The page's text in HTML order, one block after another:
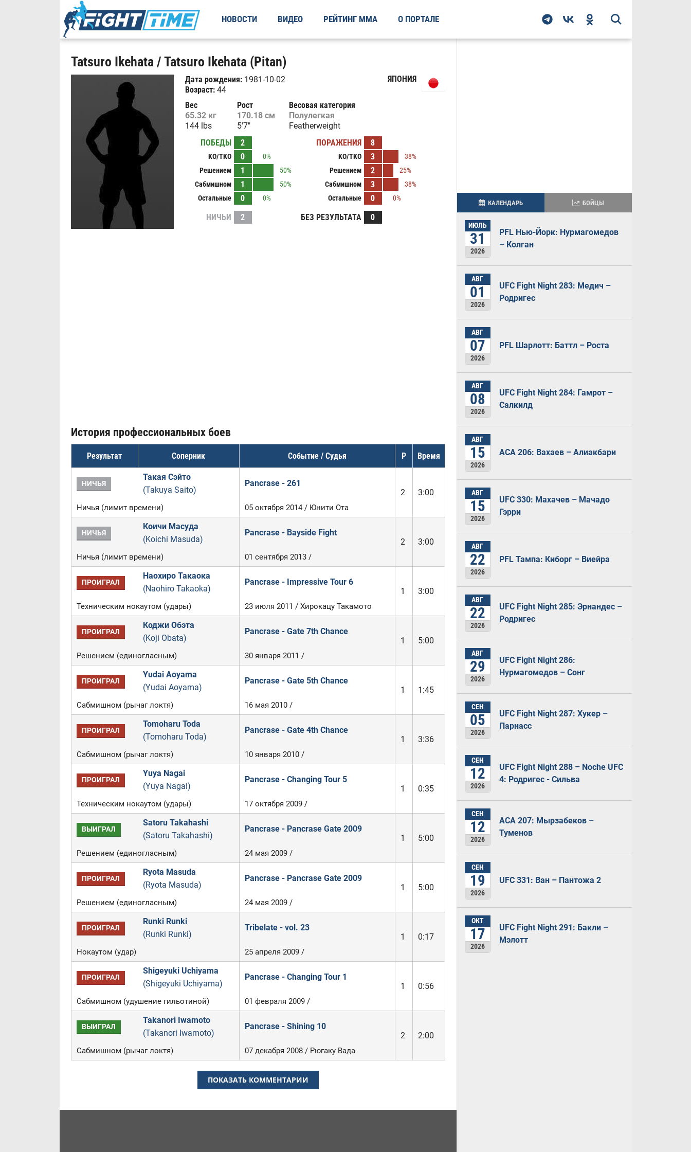
НОВОСТИ ВИДЕО РЕЙТИНГ ММА О ПОРТАЛЕ
Tatsuro Ikehata / Tatsuro Ikehata (Pitan)
Дата рождения:1981-10-02
Возраст:44
ЯПОНИЯ
Вес
65.32 кг
144 lbs
Рост
170.18 см
5'7"
Весовая категория
Полулегкая
Featherweight
ПОБЕДЫ
2
KO/TKO 0
0%
Решением
1
50%
Сабмишном
1
50%
Остальные
0 0%
ПОРАЖЕНИЯ 8
KO/TKO 3
38%
Решением
2
25%
Сабмишном
3
38%
Остальные
0 0%
НИЧЬИ 2 БЕЗ РЕЗУЛЬТАТА 0
История профессиональных боев
Результат Соперник Событие / Судья Р Время
НИЧЬЯ
Такая Сэйто
(Takuya Saito)
Pancrase - 261
2
3:00
Ничья (лимит времени) 05 октября 2014 / Юнити Ота
НИЧЬЯ
Коичи Масуда
(Koichi Masuda)
Pancrase - Bayside Fight
2
3:00
Ничья (лимит времени) 01 сентября 2013 /
ПРОИГРАЛ
Наохиро Такаока
(Naohiro Takaoka)
Pancrase - Impressive Tour 6
1
3:00
Техническим нокаутом (удары) 23 июля 2011 / Хирокацу Такамото
ПРОИГРАЛ
Коджи Обэта
(Koji Obata)
Pancrase - Gate 7th Chance
1
5:00
Решением (единогласным) 30 января 2011 /
ПРОИГРАЛ
Yudai Aoyama
(Yudai Aoyama)
Pancrase - Gate 5th Chance
1
1:45
Сабмишном (рычаг локтя) 16 мая 2010 /
ПРОИГРАЛ
Tomoharu Toda
(Tomoharu Toda)
Pancrase - Gate 4th Chance
1
3:36
Сабмишном (рычаг локтя) 10 января 2010 /
ПРОИГРАЛ
Yuya Nagai
(Yuya Nagai)
Pancrase - Changing Tour 5
1
0:35
Техническим нокаутом (удары) 17 октября 2009 /
ВЫИГРАЛ
Satoru Takahashi
(Satoru Takahashi)
Pancrase - Pancrase Gate 2009
1
5:00
Решением (единогласным) 24 мая 2009 /
ПРОИГРАЛ
Ryota Masuda
(Ryota Masuda)
Pancrase - Pancrase Gate 2009
1
5:00
Решением (единогласным) 24 мая 2009 /
ПРОИГРАЛ
Runki Runki
(Runki Runki)
Tribelate - vol. 23
1
0:17
Нокаутом (удар) 25 апреля 2009 /
ПРОИГРАЛ
Shigeyuki Uchiyama
(Shigeyuki Uchiyama)
Pancrase - Changing Tour 1
1
0:56
Сабмишном (удушение гильотиной) 01 февраля 2009 /
ВЫИГРАЛ
Takanori Iwamoto
(Takanori Iwamoto)
Pancrase - Shining 10
2
2:00
Сабмишном (рычаг локтя) 07 декабря 2008 / Рюгаку Вада
ПОКАЗАТЬ КОММЕНТАРИИ
КАЛЕНДАРЬ БОЙЦЫ
ИЮЛЬ
31
2026
PFL Нью-Йорк: Нурмагомедов
– Колган
АВГ
01
2026
UFC Fight Night 283: Медич –
Родригес
АВГ
07
2026
PFL Шарлотт: Баттл – Роста
АВГ
08
2026
UFC Fight Night 284: Гамрот –
Салкилд
АВГ
15
2026
ACA 206: Вахаев – Алиакбари
АВГ
15
2026
UFC 330: Махачев – Мачадо
Гэрри
АВГ
22
2026
PFL Тампа: Киборг – Виейра
АВГ
22
2026
UFC Fight Night 285: Эрнандес –
Родригес
АВГ
29
2026
UFC Fight Night 286:
Нурмагомедов – Сонг
СЕН
05
2026
UFC Fight Night 287: Хукер –
Парнасс
СЕН
12
2026
UFC Fight Night 288 – Noche UFC
4: Родригес - Сильва
СЕН
12
2026
ACA 207: Мырзабеков –
Туменов
СЕН
19
2026
UFC 331: Ван – Пантожа 2
ОКТ
17
2026
UFC Fight Night 291: Бакли –
Мэлотт